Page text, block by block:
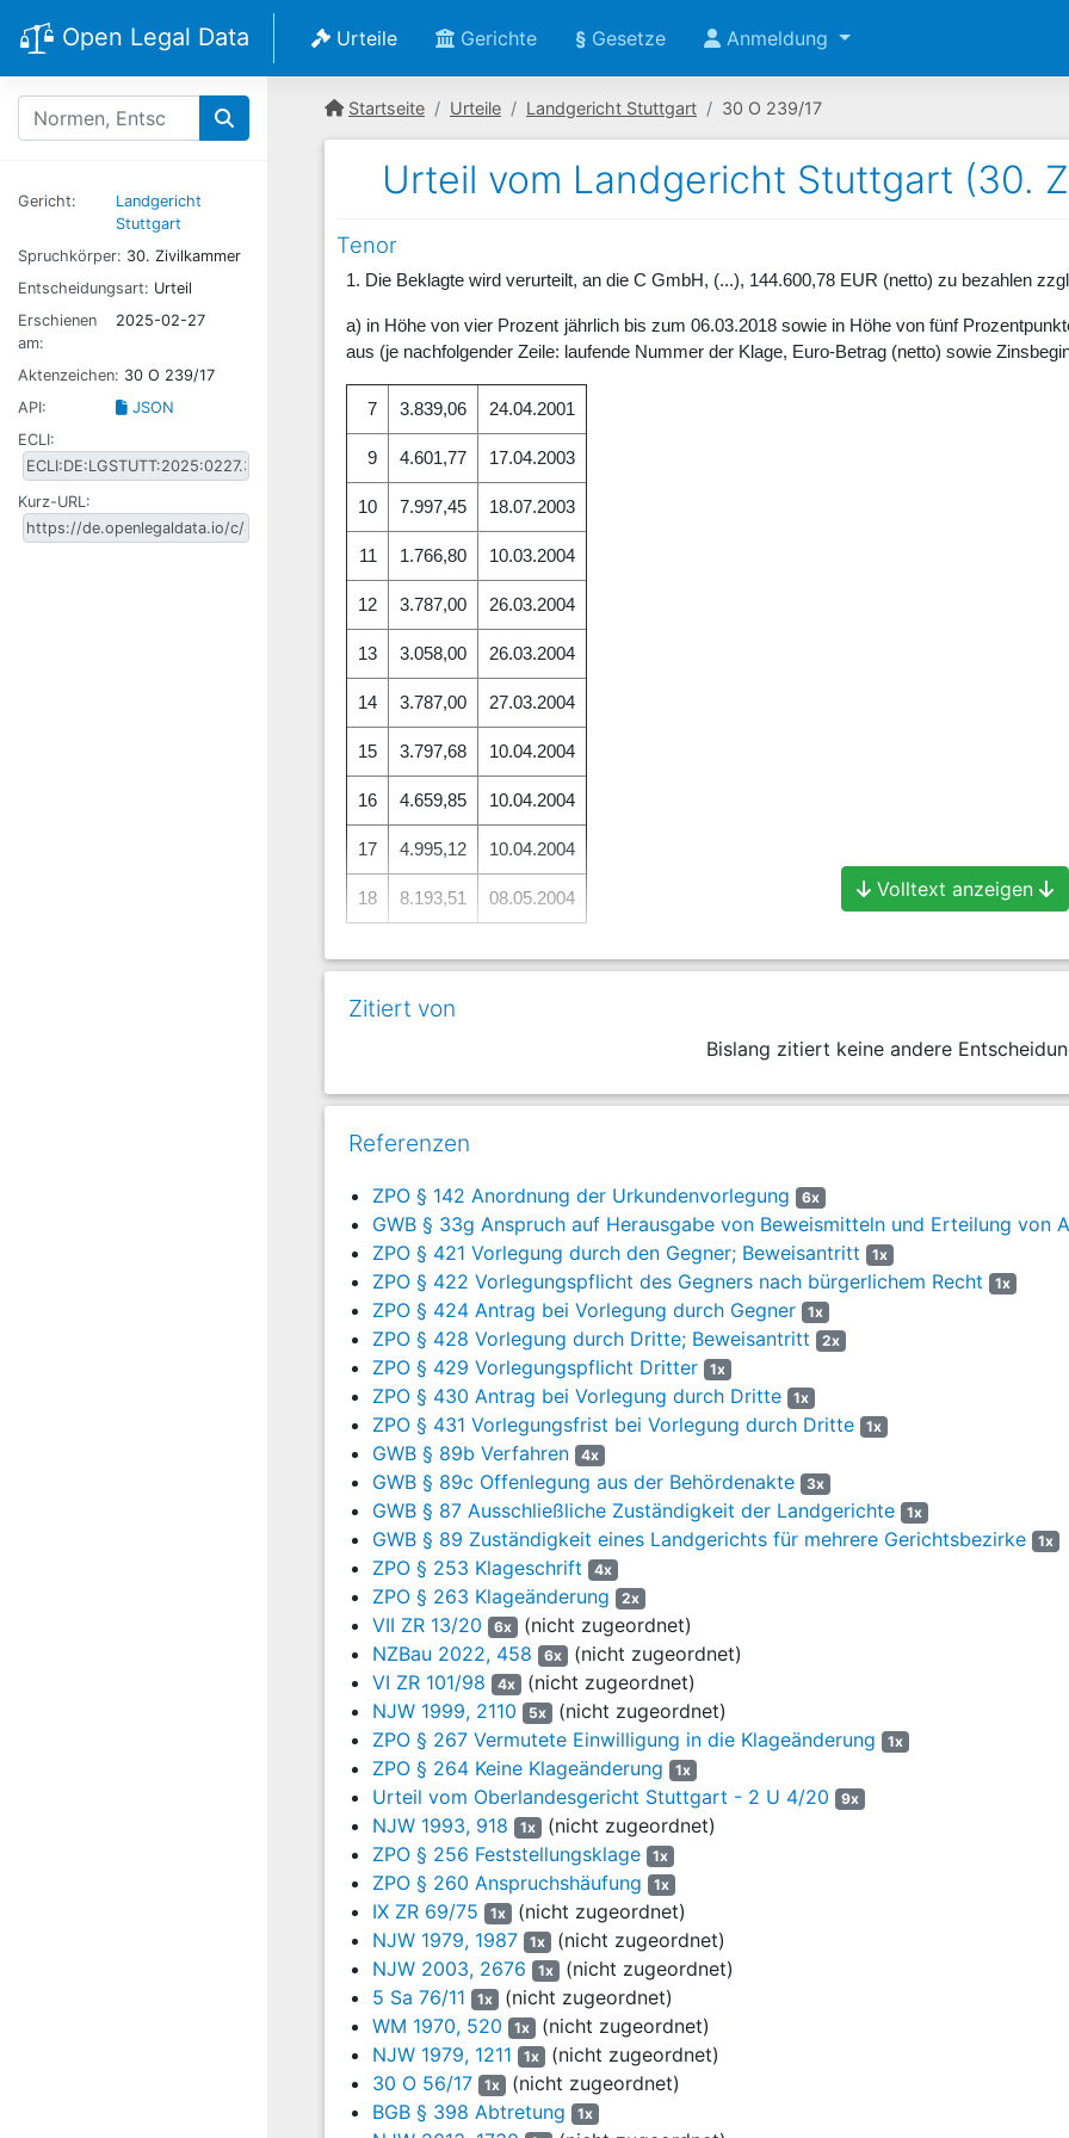
Open Legal Data Urteile Gerichte § Gesetze Anmeldung
Gericht:
Landgericht
Stuttgart
Spruchkörper: 30. Zivilkammer
Entscheidungsart: Urteil
Erschienen
am:
2025-02-27
Aktenzeichen: 30 O 239/17
API:
JSON
ECLI:
Kurz-URL:
Startseite Urteile Landgericht Stuttgart 30 O 239/17
Urteil vom Landgericht Stuttgart (30.
Tenor
1. Die Beklagte wird verurteilt, an die C GmbH, (...), 144.600,78 EUR (netto) zu bezahlen
a) in Höhe von vier Prozent jährlich bis zum 06.03.2018 sowie in Höhe von fünf
aus (je nachfolgender Zeile: laufende Nummer der Klage, Euro-Betrag (netto) sowie
7 3.839,06 24.04.2001
9 4.601,77 17.04.2003
10 7.997,45 18.07.2003
11 1.766,80 10.03.2004
12 3.787,00 26.03.2004
13 3.058,00 26.03.2004
14 3.787,00 27.03.2004
15 3.797,68 10.04.2004
16 4.659,85 10.04.2004
17 4.995,12 10.04.2004
18 8.193,51 08.05.2004
b) in Höhe von fünf Prozentpunkten über dem jeweiligen Basiszinssatz jährlich aus (je
19 6.574,50
21 5.175,00 27.08.2006
24 5.360,00 21.08.2006
25 5.202,00 31.08.2007
27 3.101,16 27.10.2007
3.900,20 06.11.2007
29 4.150,00 28.03.2008
30 5.183,80 22.08.2008
31 4.075,00 23.08.2008
32 5.725,00 20.12.2008
33 5.545,00 13.06.2009
34 5.675,00 19.06.2009
3.279,53 15.07.2009
36 4.505,00 09.04.2010
37 4.505,00 09.04.2010
38 4.505,00 16.04.2010
39 4.205,00 19.04.2010
42 4.991,35 14.03.2012
2. Die Beklagte wird weiter verurteilt, an die C GmbH, (...), vorgerichtliche Anwaltskosten in
5 Prozentpunkten über dem Basiszinssatz seit 01.06.2019 sowie Gutachterkosten in Höhe
Prozentpunkten über dem Basiszinssatz, aus einem Betrag von 30.000,- EUR (netto)
(netto) vom 23.05.2024 - 12.09.2024 und aus einem Betrag von 81.456,31 EUR (netto) seit
3. Im Übrigen wird die Klage abgewiesen.
Volltext anzeigen
Zitiert von
Bislang zitiert keine andere
Referenzen
ZPO § 142 Anordnung der Urkundenvorlegung 6x
GWB § 33g Anspruch auf Herausgabe von Beweismitteln und Erteilung von
ZPO § 421 Vorlegung durch den Gegner; Beweisantritt 1x
ZPO § 422 Vorlegungspflicht des Gegners nach bürgerlichem Recht 1x
ZPO § 424 Antrag bei Vorlegung durch Gegner 1x
ZPO § 428 Vorlegung durch Dritte; Beweisantritt 2x
ZPO § 429 Vorlegungspflicht Dritter 1x
ZPO § 430 Antrag bei Vorlegung durch Dritte 1x
ZPO § 431 Vorlegungsfrist bei Vorlegung durch Dritte 1x
GWB § 89b Verfahren 4x
GWB § 89c Offenlegung aus der Behördenakte 3x
GWB § 87 Ausschließliche Zuständigkeit der Landgerichte 1x
GWB § 89 Zuständigkeit eines Landgerichts für mehrere Gerichtsbezirke 1x
ZPO § 253 Klageschrift 4x
ZPO § 263 Klageänderung 2x
VII ZR 13/20 6x (nicht zugeordnet)
NZBau 2022, 458
6x (nicht zugeordnet)
VI ZR 101/98
4x (nicht zugeordnet)
NJW 1999, 2110
5x (nicht zugeordnet)
ZPO § 267 Vermutete Einwilligung in die Klageänderung
1x
ZPO § 264 Keine Klageänderung 1x
Urteil vom Oberlandesgericht Stuttgart - 2 U 4/20 9x
NJW 1993, 918 1x (nicht zugeordnet)
ZPO § 256 Feststellungsklage
1x
ZPO § 260 Anspruchshäufung 1x
IX ZR 69/75 1x (nicht zugeordnet)
NJW 1979, 1987
1x (nicht zugeordnet)
NJW 2003, 2676
1x (nicht zugeordnet)
5 Sa 76/11
1x (nicht zugeordnet)
WM 1970, 520
1x (nicht zugeordnet)
NJW 1979, 1211
1x (nicht zugeordnet)
30 O 56/17
1x (nicht zugeordnet)
BGB § 398 Abtretung
1x